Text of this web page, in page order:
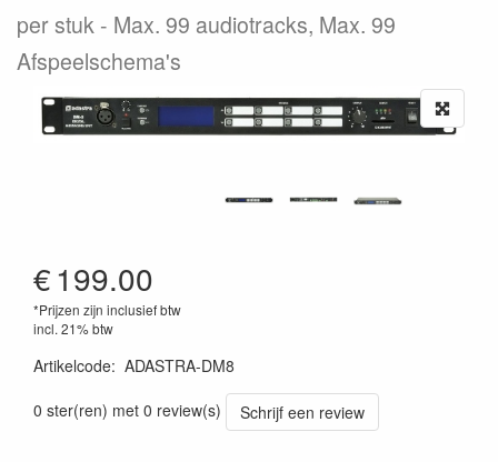
per stuk
Max. 99 audiotracks, Max. 99
Afspeelschema's
€199.00
*Prijzen zijn inclusief btw
incl. 21% btw
Artikelcode: ADASTRA-DM8
0 ster(ren) met 0 review(s)
Schrijf een review